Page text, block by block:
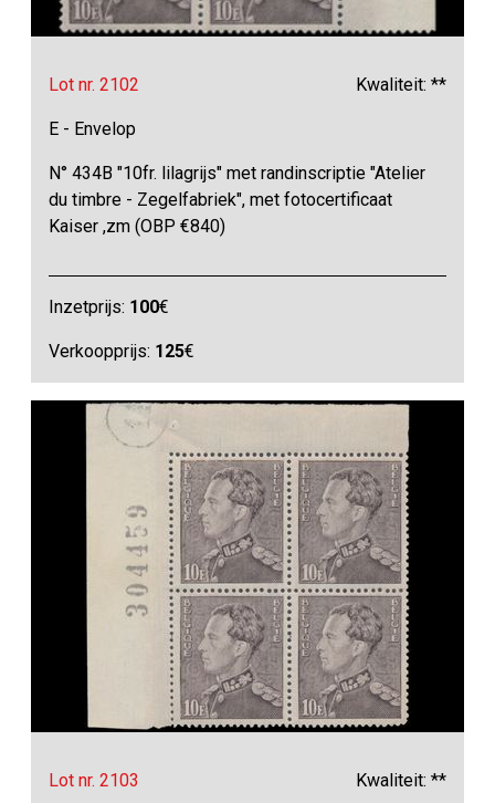
Lot nr. 2102 Kwaliteit: **
E - Envelop
N° 434B "10fr. lilagrijs" met randinscriptie "Atelier
du timbre - Zegelfabriek", met fotocertificaat
Kaiser ,zm (OBP €840)
Inzetprijs: 100€
Verkoopprijs: 125€
Lot nr. 2103 Kwaliteit: **